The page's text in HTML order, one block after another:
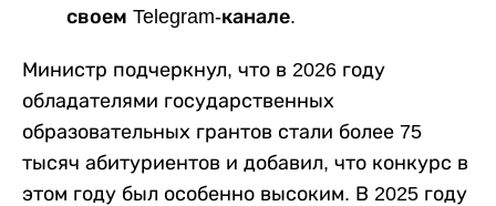
своем Telegram-канале.
Министр подчеркнул, что в 2026 году
обладателями государственных
образовательных грантов стали более 75
тысяч абитуриентов и добавил, что конкурс в
этом году был особенно высоким. В 2025 году